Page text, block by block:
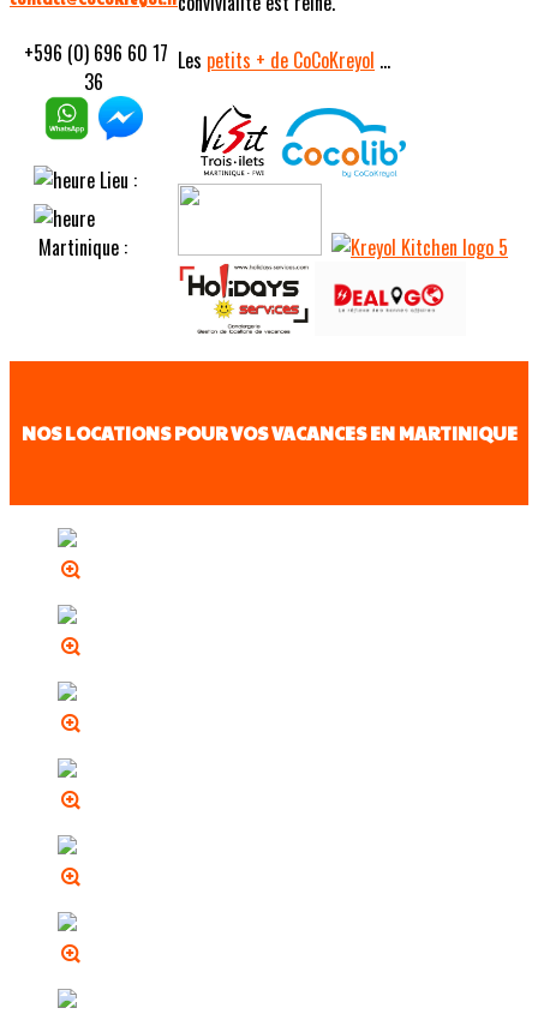
+596 (0) 696 60 17
36
Lieu :
Martinique :
Les petits + de CoCoKreyol ...
NOS LOCATIONS POUR VOS VACANCES EN MARTINIQUE